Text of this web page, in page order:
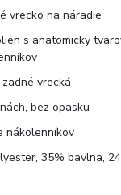
vrecko na náradie
s anatomicky
vrecká
bez opasku
nákolenníkov
35% bavlna,